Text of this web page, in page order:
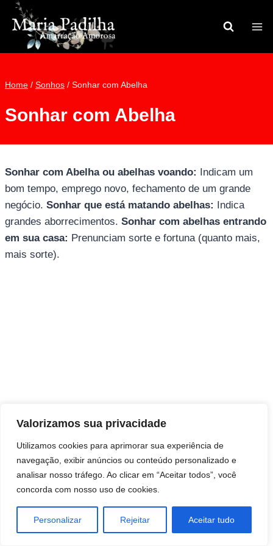
Valorizamos sua privacidade
Utilizamos cookies para aprimorar sua experiência de
navegação, exibir anúncios ou conteúdo personalizado e
analisar nosso tráfego. Ao clicar em “Aceitar todos”, você
concorda com nosso uso de cookies.
Personalizar Rejeitar Aceitar tudo
Pular
para
Conteúdo
Home / Sonhos / Sonhar com Abelha
Sonhar com Abelha
Sonhar com Abelha ou abelhas voando: Indicam um
bom tempo, emprego novo, fechamento de um grande
negócio. Sonhar que está matando abelhas: Indica
grandes aborrecimentos. Sonhar com abelhas entrando
em sua casa: Prenunciam sorte e fortuna (quanto mais,
mais sorte).
Consultas e trabalhos espirituais
Brasil - Santa Catarina - São José